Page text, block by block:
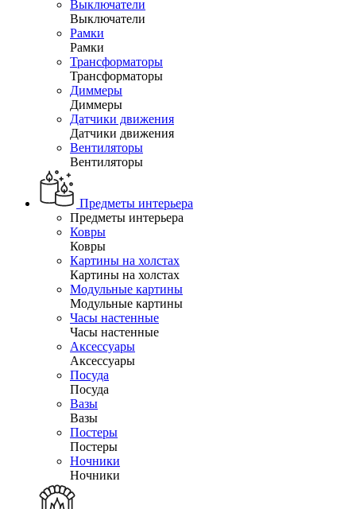
Выключатели
Выключатели
Рамки
Рамки
Трансформаторы
Трансформаторы
Диммеры
Диммеры
Датчики движения
Датчики движения
Вентиляторы
Вентиляторы
Предметы интерьера
Предметы интерьера
Ковры
Ковры
Картины на холстах
Картины на холстах
Модульные картины
Модульные картины
Часы настенные
Часы настенные
Аксессуары
Аксессуары
Посуда
Посуда
Вазы
Вазы
Постеры
Постеры
Ночники
Ночники